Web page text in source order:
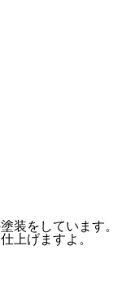
装をしています。
上げますよ。